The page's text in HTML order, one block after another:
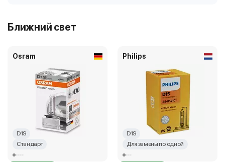
Ближний свет
Osram
D1S
Стандарт
Philips
D1S
Для замены по одной